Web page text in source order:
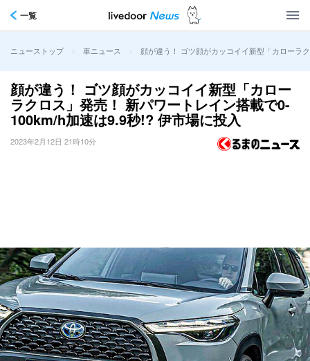
一覧
ニューストップ > 車ニュース > 顔が違う！ ゴツ顔がカッコイイ新型「カロー
顔が違う！ ゴツ顔がカッコイイ新型「カロー
ラクロス」発売！ 新パワートレイン搭載で0-
100km/h加速は9.9秒!? 伊市場に投入
2023年2月12日 21時10分